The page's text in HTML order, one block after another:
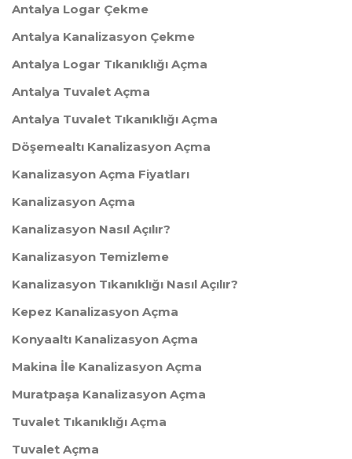
Antalya Logar Çekme
Antalya Kanalizasyon Çekme
Antalya Logar Tıkanıklığı Açma
Antalya Tuvalet Açma
Antalya Tuvalet Tıkanıklığı Açma
Döşemealtı Kanalizasyon Açma
Kanalizasyon Açma Fiyatları
Kanalizasyon Açma
Kanalizasyon Nasıl Açılır?
Kanalizasyon Temizleme
Kanalizasyon Tıkanıklığı Nasıl Açılır?
Kepez Kanalizasyon Açma
Konyaaltı Kanalizasyon Açma
Makina İle Kanalizasyon Açma
Muratpaşa Kanalizasyon Açma
Tuvalet Tıkanıklığı Açma
Tuvalet Açma